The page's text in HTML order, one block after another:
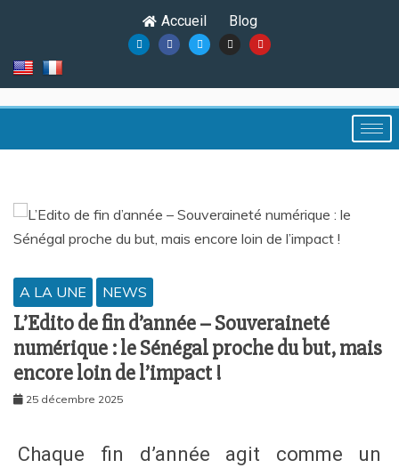
Accueil Blog
A LA UNE NEWS
L’Edito de fin d’année – Souveraineté
numérique : le Sénégal proche du but, mais
encore loin de l’impact !
25 décembre 2025
Chaque fin d’année agit comme un